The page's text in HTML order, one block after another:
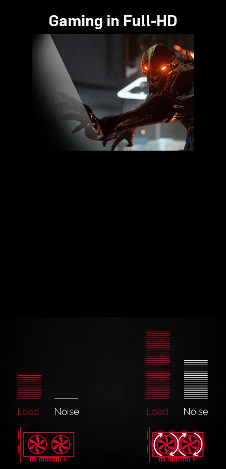
Gaming in Full-HD